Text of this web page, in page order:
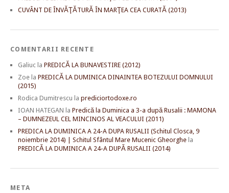
CUVÂNT DE ÎNVĂŢĂTURĂ ÎN MARŢEA CEA CURATĂ (2013)
COMENTARII RECENTE
Galiuc la PREDICĂ LA BUNAVESTIRE (2012)
Zoe la PREDICĂ LA DUMINICA DINAINTEA BOTEZULUI DOMNULUI
(2015)
Rodica Dumitrescu la prediciortodoxe.ro
IOAN HATEGAN la Predică la Duminica a 3-a după Rusalii : MAMONA
– DUMNEZEUL CEL MINCINOS AL VEACULUI (2011)
PREDICA LA DUMINICA A 24-A DUPA RUSALII (Schitul Closca, 9
noiembrie 2014) | Schitul Sfântul Mare Mucenic Gheorghe la
PREDICĂ LA DUMINICA A 24-A DUPĂ RUSALII (2014)
META